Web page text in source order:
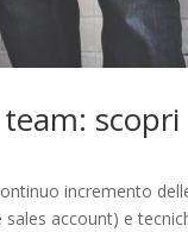
incremento
account) e